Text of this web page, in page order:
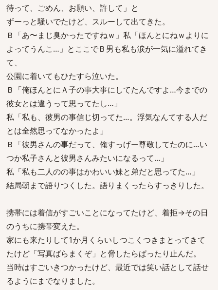
待って、ごめん、お願い、許して」と
ずーっと騒いでたけど、スルーして出てきた。
Ｂ「あ〜まじ臭かったですねｗ」私「ほんとにねｗよりに
よってうんこ…」とここでＢ男も私も涙が一気に溢れてき
て、
公園に着いてもひたすら泣いた。
Ｂ「俺ほんとにＡ子の事大事にしてたんですよ…今までの
彼女とは違うって思ってたし…」
私「私も、彼男の事信じ切ってた…。浮気なんてする人だ
とは全然思ってなかったよ」
Ｂ「彼男さんの事だって、俺すっげー尊敬してたのに…い
つか私子さんと彼男さんみたいになるって…」
私「私も二人のの事はかわいい妹と弟だと思ってた…」
結局朝まで語りつくした。語りまくったらすっきりした。
携帯には着信がすごいことになってたけど、着拒→その日
のうちに携帯変えた。
家にも来たりして1か月くらいしつこくつきまとってきて
たけど「写真ばらまくぞ」と脅したらぱったり止んだ。
当時はすごいきつかったけど、最近では笑い話として話せ
るようにまでなりました。